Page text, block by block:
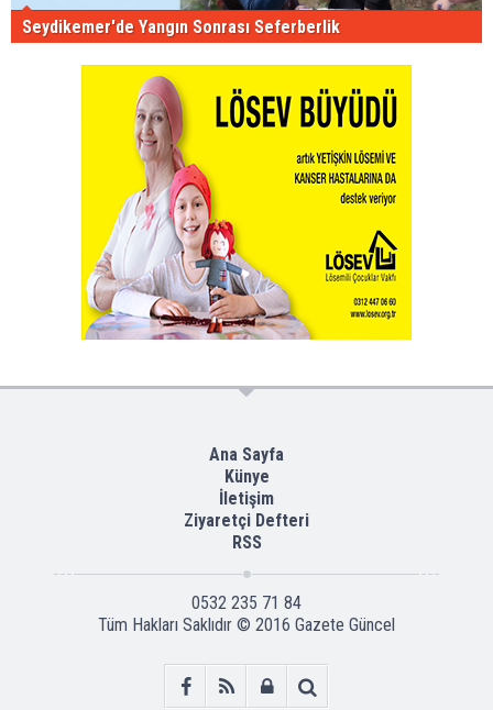
Seydikemer'de Yangın Sonrası Seferberlik
Ana Sayfa
Künye
İletişim
Ziyaretçi Defteri
RSS
0532 235 71 84
Tüm Hakları Saklıdır © 2016 Gazete Güncel